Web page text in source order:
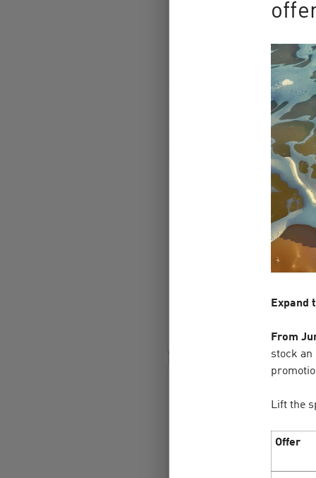
MỞ MÀN THÁNG
MƯA DEAL HOT
Tháng mới bắt đầu, cơ
Expand
From
stock
Lift the
Offer